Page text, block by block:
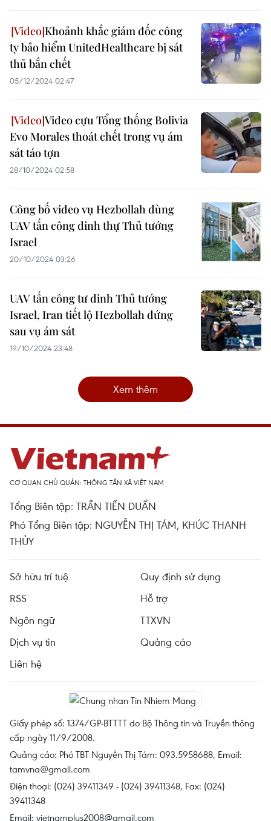
Khoảnh khắc giám đốc công
ty bảo hiểm UnitedHealthcare bị sát
thủ bắn chết
05/12/2024 02:47
Video cựu Tổng thống Bolivia
Evo Morales thoát chết trong vụ ám
sát táo tợn
28/10/2024 02:58
Công bố video vụ Hezbollah dùng
UAV tấn công dinh thự Thủ tướng
Israel
20/10/2024 03:26
UAV tấn công tư dinh Thủ tướng
Israel, Iran tiết lộ Hezbollah đứng
sau vụ ám sát
19/10/2024 23:48
Xem thêm
CƠ QUAN CHỦ QUẢN: THÔNG TẤN XÃ VIỆT NAM
Tổng Biên tập: TRẦN TIẾN DUẨN
Phó Tổng Biên tập: NGUYỄN THỊ TÁM, KHÚC THANH
THỦY
Sở hữu trí tuệ
Quy định sử dụng
RSS
Hỗ trợ
Ngôn ngữ
TTXVN
Dịch vụ tin
Quảng cáo
Liên hệ
Giấy phép số: 1374/GP-BTTTT do Bộ Thông tin và Truyền thông
cấp ngày 11/9/2008.
Quảng cáo: Phó TBT Nguyễn Thị Tám: 093.5958688, Email:
tamvna@gmail.com
Điện thoại: (024) 39411349 - (024) 39411348, Fax: (024)
39411348
Email: vietnamplus2008@gmail.com